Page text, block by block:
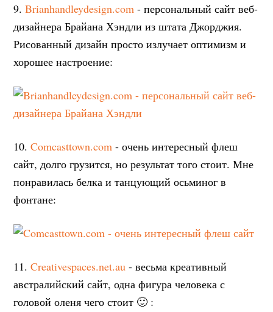
9.Brianhandleydesign.com - персональный сайт веб-
дизайнера Брайана Хэндли из штата Джорджия.
Рисованный дизайн просто излучает оптимизм и
хорошее настроение:
10.Comcasttown.com - очень интересный флеш
сайт, долго грузится, но результат того стоит. Мне
понравилась белка и танцующий осьминог в
фонтане:
11.Creativespaces.net.au - весьма креативный
австралийский сайт, одна фигура человека с
головой оленя чего стоит 🙂 :